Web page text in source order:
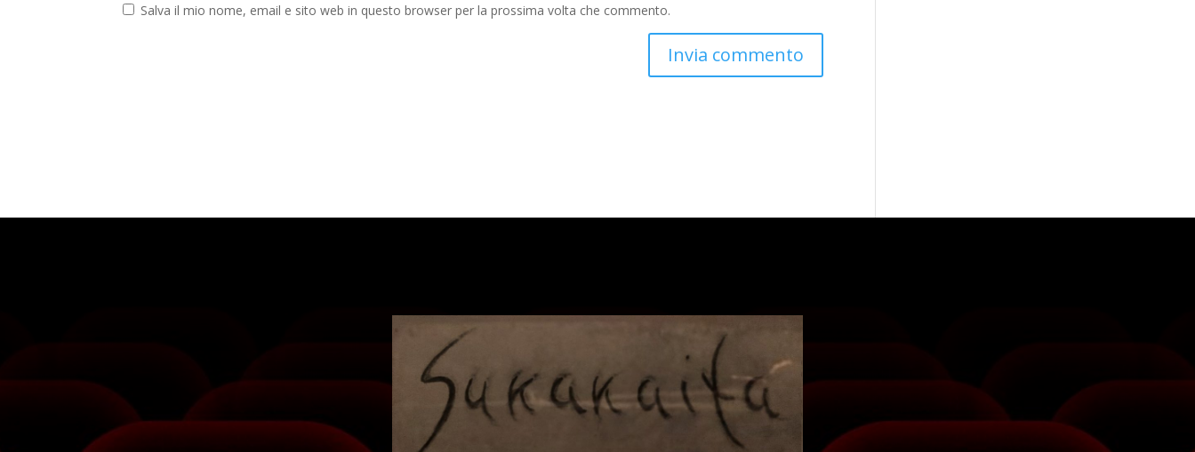
Salva il mio nome, email e sito web in questo browser per la prossima volta che commento.